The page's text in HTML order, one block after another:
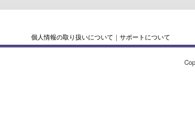
個人情報の取り扱いについて ｜ サポートについて